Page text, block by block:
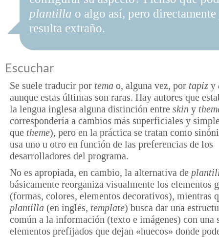
plantilla o algo así, pero directamente
resulta extraño.
Escuchar
Se suele traducir por tema o, alguna vez, por tapiz y
aunque estas últimas son raras. Hay autores que
la lengua inglesa alguna distinción entre skin y
correspondería a cambios más superficiales y
que theme), pero en la práctica se tratan como
usa uno u otro en función de las preferencias de los
desarrolladores del programa.
No es apropiada, en cambio, la alternativa de
básicamente reorganiza visualmente los elementos
(formas, colores, elementos decorativos), mientras
plantilla (en inglés, template) busca dar una
común a la información (texto e imágenes) con una
elementos prefijados que dejan «huecos» donde